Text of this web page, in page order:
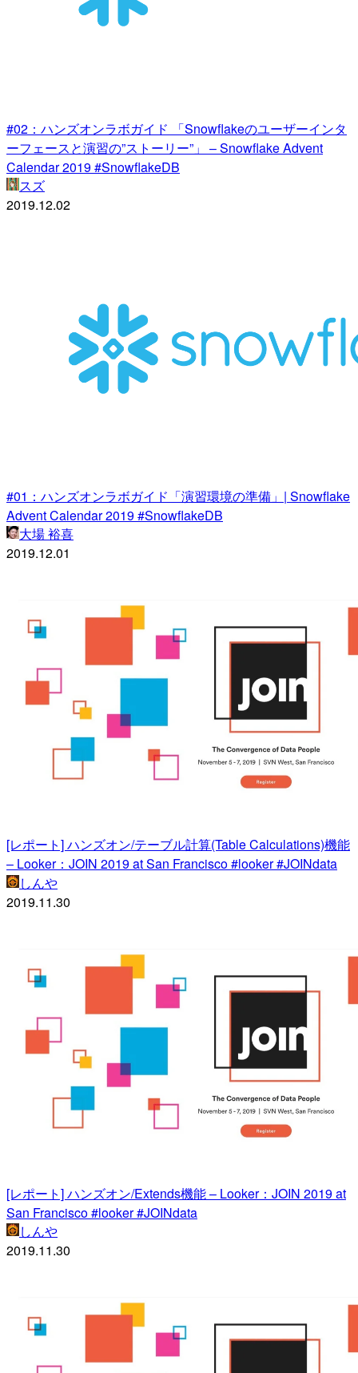
#02：ハンズオンラボガイド 「Snowflakeのユーザーインタ
ーフェースと演習の”ストーリー”」 – Snowflake Advent
Calendar 2019 #SnowflakeDB
スズ
2019.12.02
#01：ハンズオンラボガイド「演習環境の準備」| Snowflake
Advent Calendar 2019 #SnowflakeDB
大場 裕喜
2019.12.01
[レポート] ハンズオン/テーブル計算(Table Calculations)機能
– Looker：JOIN 2019 at San Francisco #looker #JOINdata
しんや
2019.11.30
[レポート] ハンズオン/Extends機能 – Looker：JOIN 2019 at
San Francisco #looker #JOINdata
しんや
2019.11.30